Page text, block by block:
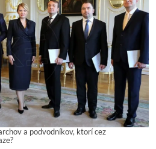
a podvodníkov, ktorí cez